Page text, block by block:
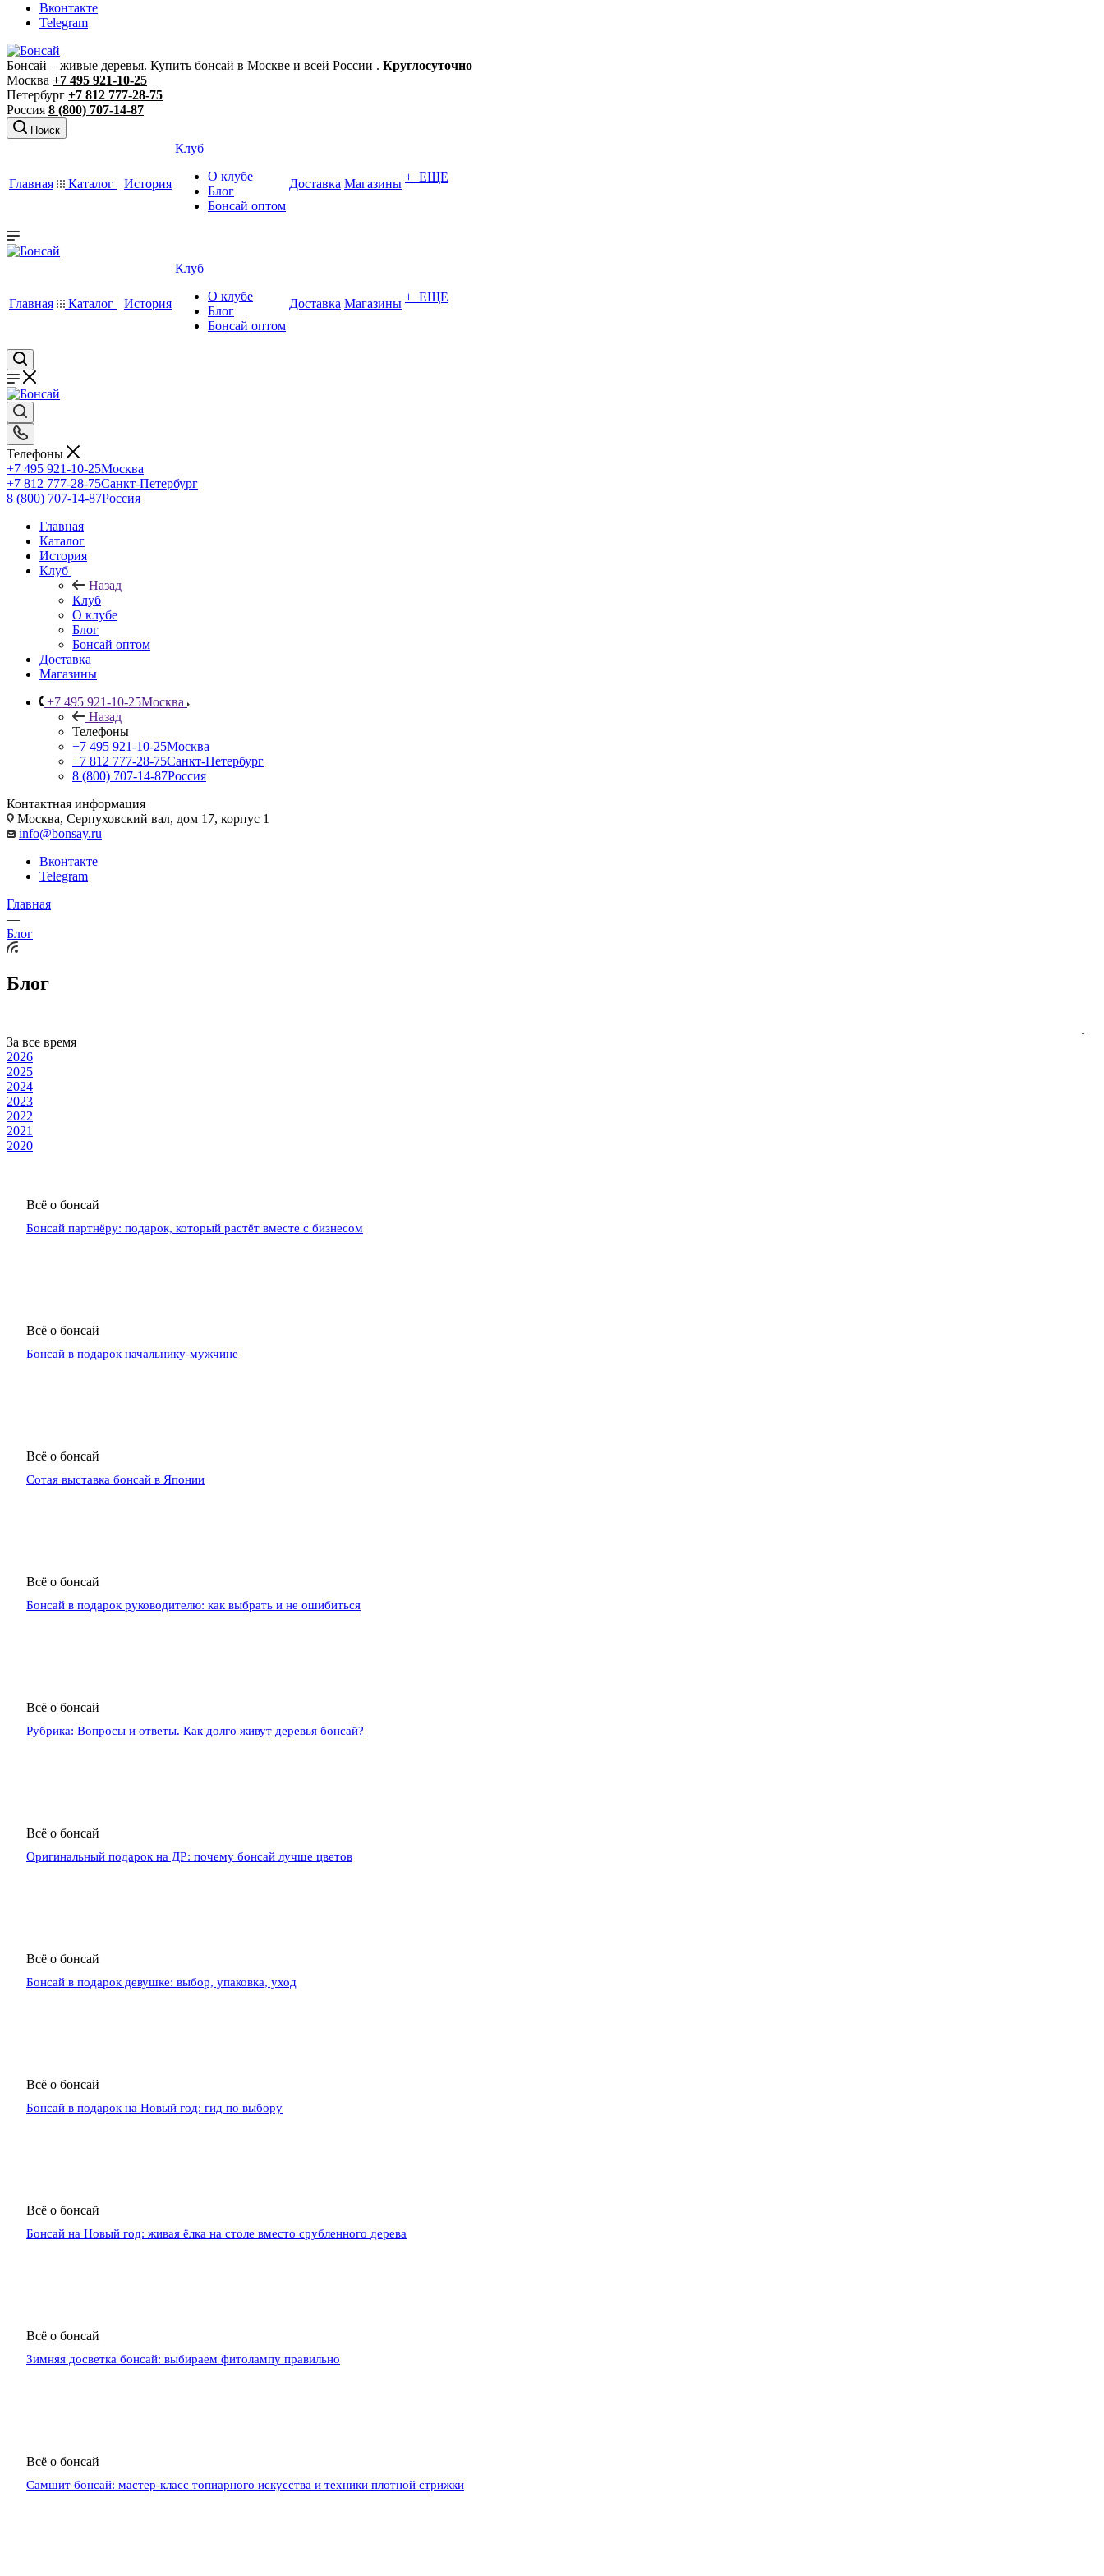
Вконтакте
Telegram
Бонсай – живые деревья. Купить бонсай в Москве и всей России . Круглосуточно
Москва +7 495 921-10-25
Петербург +7 812 777-28-75
Россия 8 (800) 707-14-87
Поиск
Главная Каталог История
Клуб
О клубе
Блог
Бонсай оптом
Доставка Магазины + ЕЩЕ
Главная Каталог История
Клуб
О клубе
Блог
Бонсай оптом
Доставка Магазины + ЕЩЕ
Телефоны
+7 495 921-10-25Москва
+7 812 777-28-75Санкт-Петербург
8 (800) 707-14-87Россия
Главная
Каталог
История
Клуб
Назад
Клуб
О клубе
Блог
Бонсай оптом
Доставка
Магазины
+7 495 921-10-25Москва
Назад
Телефоны
+7 495 921-10-25Москва
+7 812 777-28-75Санкт-Петербург
8 (800) 707-14-87Россия
Контактная информация
Москва, Cерпуховский вал, дом 17, корпус 1
info@bonsay.ru
Вконтакте
Telegram
Главная
—
Блог
Блог
За все время
2026
2025
2024
2023
2022
2021
2020
Всё о бонсай
Бонсай партнёру: подарок, который растёт вместе с бизнесом
Всё о бонсай
Бонсай в подарок начальнику-мужчине
Всё о бонсай
Сотая выставка бонсай в Японии
Всё о бонсай
Бонсай в подарок руководителю: как выбрать и не ошибиться
Всё о бонсай
Рубрика: Вопросы и ответы. Как долго живут деревья бонсай?
Всё о бонсай
Оригинальный подарок на ДР: почему бонсай лучше цветов
Всё о бонсай
Бонсай в подарок девушке: выбор, упаковка, уход
Всё о бонсай
Бонсай в подарок на Новый год: гид по выбору
Всё о бонсай
Бонсай на Новый год: живая ёлка на столе вместо срубленного дерева
Всё о бонсай
Зимняя досветка бонсай: выбираем фитолампу правильно
Всё о бонсай
Самшит бонсай: мастер-класс топиарного искусства и техники плотной стрижки